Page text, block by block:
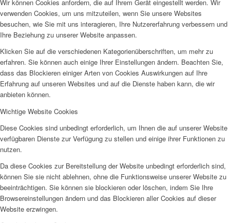
Wir können Cookies anfordern, die auf Ihrem Gerät eingestellt werden. Wir
verwenden Cookies, um uns mitzuteilen, wenn Sie unsere Websites
besuchen, wie Sie mit uns interagieren, Ihre Nutzererfahrung verbessern und
Ihre Beziehung zu unserer Website anpassen.
Klicken Sie auf die verschiedenen Kategorienüberschriften, um mehr zu
erfahren. Sie können auch einige Ihrer Einstellungen ändern. Beachten Sie,
dass das Blockieren einiger Arten von Cookies Auswirkungen auf Ihre
Erfahrung auf unseren Websites und auf die Dienste haben kann, die wir
anbieten können.
Wichtige Website Cookies
Diese Cookies sind unbedingt erforderlich, um Ihnen die auf unserer Website
verfügbaren Dienste zur Verfügung zu stellen und einige ihrer Funktionen zu
nutzen.
Da diese Cookies zur Bereitstellung der Website unbedingt erforderlich sind,
können Sie sie nicht ablehnen, ohne die Funktionsweise unserer Website zu
beeinträchtigen. Sie können sie blockieren oder löschen, indem Sie Ihre
Browsereinstellungen ändern und das Blockieren aller Cookies auf dieser
Website erzwingen.